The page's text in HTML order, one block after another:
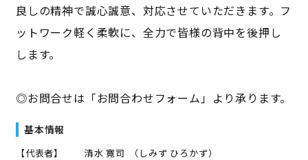
良しの精神で誠心誠意、対応させていただきます。フ
ットワーク軽く柔軟に、全力で皆様の背中を後押し
します。
◎お問合せは「お問合わせフォーム」より承ります。
基本情報
【代表者】 清水 寛司 （ しみず ひろかず）